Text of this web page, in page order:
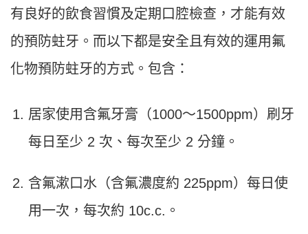
有良好的飲食習慣及定期口腔檢查，才能有效
的預防蛀牙。而以下都是安全且有效的運用氟
化物預防蛀牙的方式。包含：
居家使用含氟牙膏（1000～1500ppm）刷牙
每日至少 2 次、每次至少 2 分鐘。
含氟漱口水（含氟濃度約 225ppm）每日使
用一次，每次約 10c.c.。